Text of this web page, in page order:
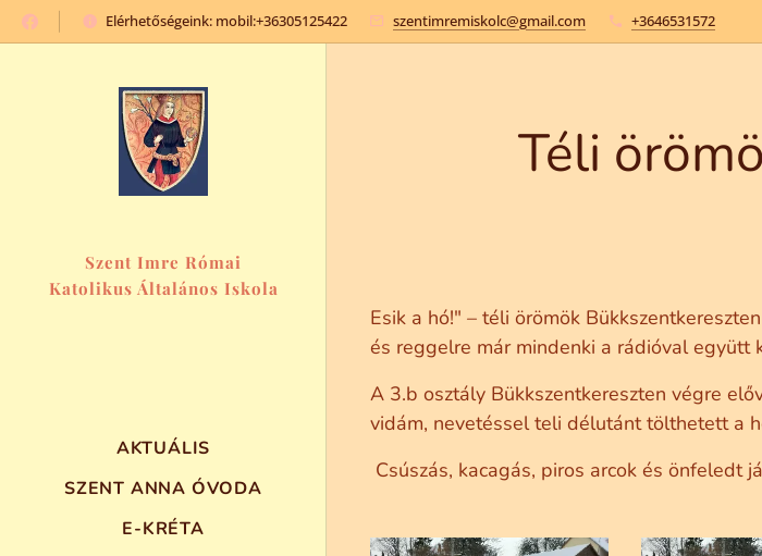
Elérhetőségeink: mobil:+36305125422 szentimremiskolc@gmail.com +3646531572
Szent Imre Római
Katolikus Általános Iskola
AKTUÁLIS
SZENT ANNA ÓVODA
E-KRÉTA
Téli
Esik a hó!" – téli örömök
és reggelre már mindenki a rádióval együtt
A 3.b osztály Bükkszentkereszten végre
vidám, nevetéssel teli délutánt tölthetett a
Csúszás, kacagás, piros arcok és önfeledt